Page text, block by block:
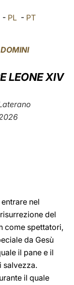
POLSKI
中文
LATINE
- PL - PT
LEONE XIV
nel
del
come spettatori,
da Gesù
il pane e il
salvezza.
il quale